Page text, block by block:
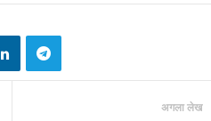
अगला लेख